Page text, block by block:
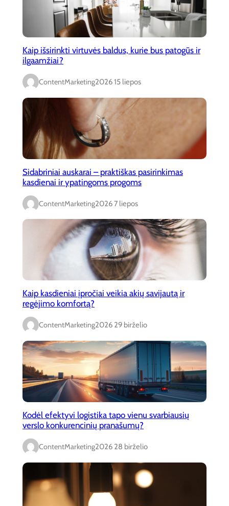
Kaip išsirinkti virtuvės baldus, kurie bus patogūs ir
ilgaamžiai?
ContentMarketing2026 15 liepos
Sidabriniai auskarai – praktiškas pasirinkimas
kasdienai ir ypatingoms progoms
ContentMarketing2026 7 liepos
Kaip kasdieniai įpročiai veikia akių savijautą ir
regėjimo komfortą?
ContentMarketing2026 29 birželio
Kodėl efektyvi logistika tapo vienu svarbiausių
verslo konkurencinių pranašumų?
ContentMarketing2026 28 birželio